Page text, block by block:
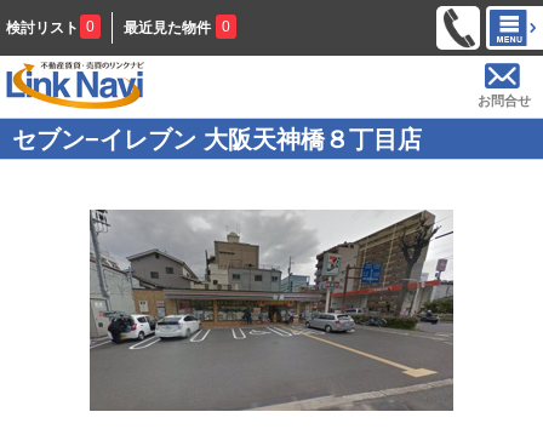
検討リスト 0 最近見た物件 0
お問合せ
セブン−イレブン 大阪天神橋８丁目店